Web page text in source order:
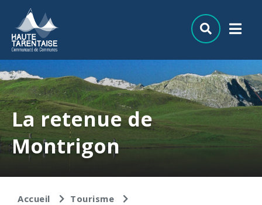
Aller à la recherche
La retenue de
Montrigon
Accueil
Tourisme